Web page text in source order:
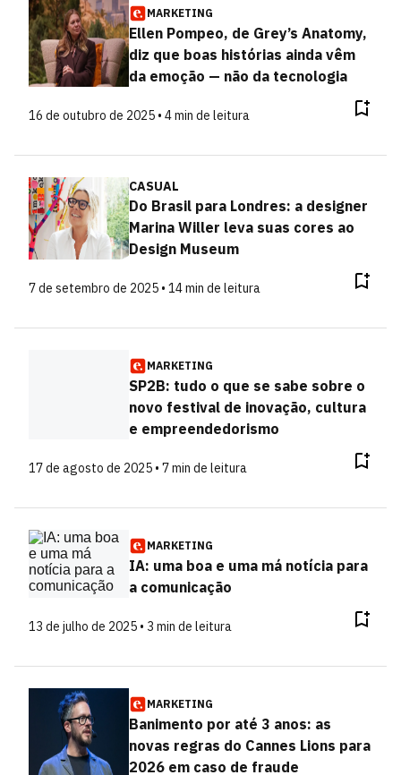
MARKETING
Ellen Pompeo, de Grey’s Anatomy,
diz que boas histórias ainda vêm
da emoção — não da tecnologia
16 de outubro de 2025 • 4 min de leitura
CASUAL
Do Brasil para Londres: a designer
Marina Willer leva suas cores ao
Design Museum
7 de setembro de 2025 • 14 min de leitura
MARKETING
SP2B: tudo o que se sabe sobre o
novo festival de inovação, cultura
e empreendedorismo
17 de agosto de 2025 • 7 min de leitura
MARKETING
IA: uma boa e uma má notícia para
a comunicação
13 de julho de 2025 • 3 min de leitura
MARKETING
Banimento por até 3 anos: as
novas regras do Cannes Lions para
2026 em caso de fraude